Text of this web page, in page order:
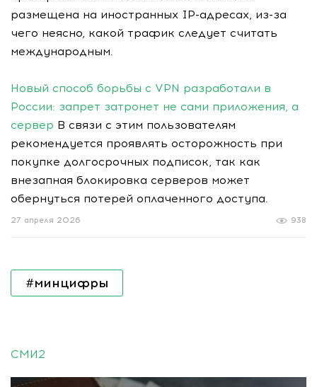
размещена на иностранных IP-адресах, из-за
чего неясно, какой трафик следует считать
международным.
Новый способ борьбы с VPN разработали в
России: запрет затронет не сами приложения, а
сервер В связи с этим пользователям
рекомендуется проявлять осторожность при
покупке долгосрочных подписок, так как
внезапная блокировка серверов может
обернуться потерей оплаченного доступа.
938
27 апреля 2026
#минцифры
СМИ2